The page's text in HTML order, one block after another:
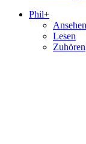
Phil+
Ansehen
Lesen
Zuhören